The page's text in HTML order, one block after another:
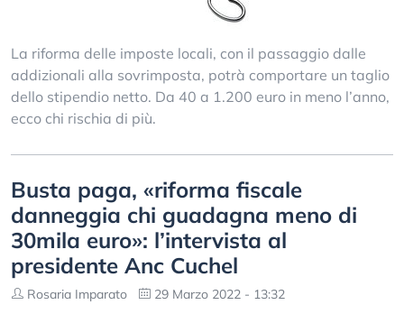
La riforma delle imposte locali, con il passaggio dalle
addizionali alla sovrimposta, potrà comportare un taglio
dello stipendio netto. Da 40 a 1.200 euro in meno l’anno,
ecco chi rischia di più.
Busta paga, «riforma fiscale
danneggia chi guadagna meno di
30mila euro»: l’intervista al
presidente Anc Cuchel
Rosaria Imparato 29 Marzo 2022 - 13:32